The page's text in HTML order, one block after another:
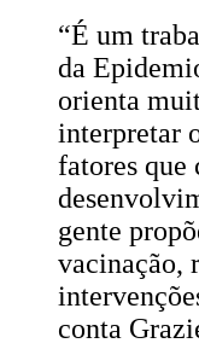
“É um
da
orienta
interpretar
fatores que
gente
vacinação,
conta